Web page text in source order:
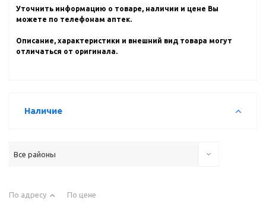
Уточнить информацию о товаре, наличии и цене Вы
можете по телефонам аптек.
Описание, характеристики и внешний вид товара могут
отличаться от оригинала.
Наличие
Все районы
По адресу По цене